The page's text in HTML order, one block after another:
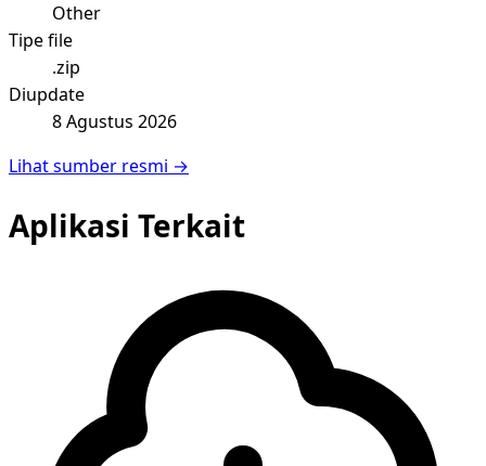
Other
Tipe file
.zip
Diupdate
8 Agustus 2026
Lihat sumber resmi →
Aplikasi Terkait